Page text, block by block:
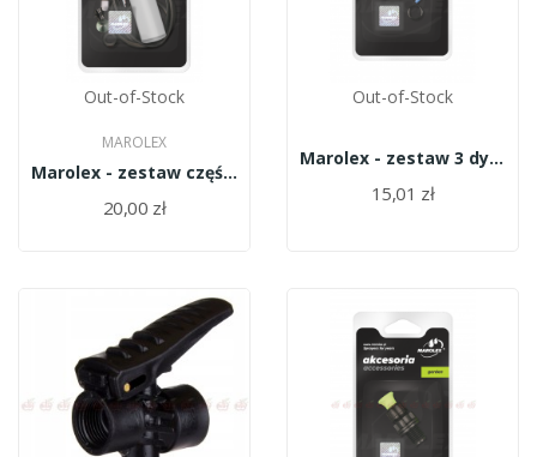
Out-of-Stock
MAROLEX
Marolex - zestaw części Titan 16,20 II Tit37
20,00 zł
Out-of-Stock
Marolex - zestaw 3 dysz płaskostrumieniowych...
15,01 zł